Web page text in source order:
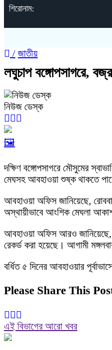
শিরোনাম:
/ জাতীয়
লঘুচাপ বঙ্গোপসাগরে,
নিউজ ডেস্ক
🖼️
দক্ষিণ বঙ্গোপসাগরে মৌসুমের
মেঘসহ আবহাওয়া শুষ্ক থাকতে
আবহাওয়া অফিস জানিয়েছে,
অস্থায়ীভাবে আংশিক মেঘলা
আবহাওয়া অফিস আরও জানিয়েছে,
রেকর্ড করা হয়েছে। আগামী
বর্ধিত ৫ দিনের আবহাওয়ার
Please Share This
এই বিভাগের আরো খবর